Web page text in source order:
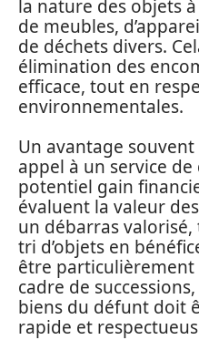
la nature des objets à
de meubles,
de déchets divers.
élimination des
efficace, tout en
environnementales.
Un avantage
appel à un service
potentiel gain
évaluent la valeur
un débarras
tri d’objets en
être particulièrement
cadre de
biens du défunt doit
rapide et